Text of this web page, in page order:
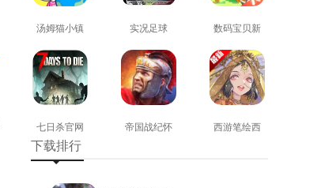
汤姆猫小镇
免费版
查看
实况足球
2008安卓版
查看
数码宝贝新
世纪免费版
查看
七日杀官网
版
查看
帝国战纪怀
西游笔绘西
下载排行